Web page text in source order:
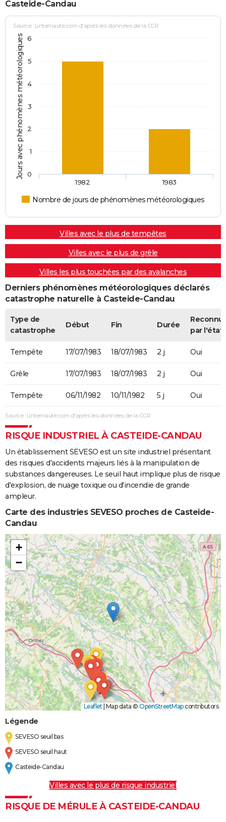
Casteide-Candau
Jours avec phénomènes météorologiques
Source : Linternaute.com d'après les données de la CCR
Nombre de jours de phénomènes météorologiques
1982 1983
0
1
2
3
4
5
6
Villes avec le plus de tempêtes
Villes avec le plus de grêle
Villes les plus touchées par des avalanches
Derniers phénomènes météorologiques déclarés
catastrophe naturelle à Casteide-Candau
Type de
catastrophe
Début Fin Durée
par l'état
Tempête 17/07/1983 18/07/1983 2 j Oui
Grêle 17/07/1983 18/07/1983 2 j Oui
Tempête 06/11/1982 10/11/1982 5 j Oui
Source : Linternaute.com d'après les données de la CCR
RISQUE INDUSTRIEL À CASTEIDE-CANDAU
Un établissement SEVESO est un site industriel présentant
des risques d'accidents majeurs liés à la manipulation de
substances dangereuses. Le seuil haut implique plus de risque
d'explosion, de nuage toxique ou d'incendie de grande
ampleur.
Carte des industries SEVESO proches de Casteide-
Candau
+
−
Leaflet | Map data © OpenStreetMapcontributors
Légende
SEVESO seuil bas
SEVESO seuil haut
Casteide-Candau
Villes avec le plus de risque industriel
RISQUE DE MÉRULE À CASTEIDE-CANDAU